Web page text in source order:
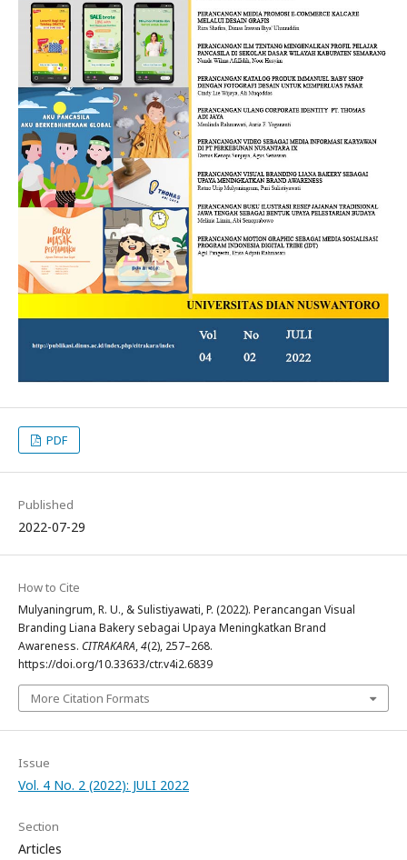
PDF
Published
2022-07-29
How to Cite
Mulyaningrum, R. U., & Sulistiyawati, P. (2022). Perancangan Visual
Branding Liana Bakery sebagai Upaya Meningkatkan Brand
Awareness. CITRAKARA,4(2), 257–268.
https://doi.org/10.33633/ctr.v4i2.6839
More Citation Formats
Issue
Vol. 4 No. 2 (2022): JULI 2022
Section
Articles